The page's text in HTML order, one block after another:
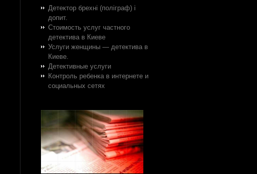
Детектор брехні (поліграф) і
допит.
Стоимость услуг частного
детектива в Киеве
Услуги женщины — детектива в
Киеве.
Детективные услуги
Контроль ребенка в интернете и
социальных сетях